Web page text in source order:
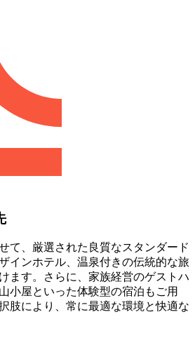
て、厳選された良質なスタンダード
インホテル、温泉付きの伝統的な旅
ます。さらに、家族経営のゲストハ
小屋といった体験型の宿泊もご用
肢により、常に最適な環境と快適な